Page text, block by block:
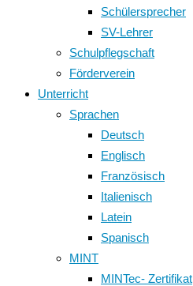
Schülersprecher
SV-Lehrer
Schulpflegschaft
Förderverein
Unterricht
Sprachen
Deutsch
Englisch
Französisch
Italienisch
Latein
Spanisch
MINT
MINTec- Zertifikat